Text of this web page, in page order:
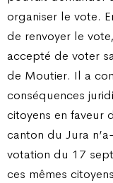
organiser le vote.
de renvoyer le
accepté de voter
de Moutier. Il a
conséquences
citoyens en faveur
canton du Jura
votation du 17
ces mêmes